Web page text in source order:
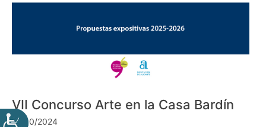
VII Concurso Arte en la Casa Bardín
24/10/2024